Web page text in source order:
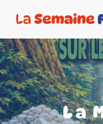
La